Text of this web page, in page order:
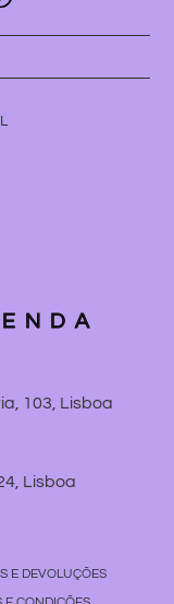
103, Lisboa
Lisboa
E DEVOLUÇÕES